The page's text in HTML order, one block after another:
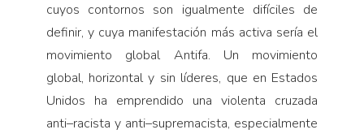
cuyos contornos son igualmente difíciles de
definir, y cuya manifesta­ción más activa sería el
movimiento global Antifa. Un movimiento
global, horizontal y sin líderes, que en Estados
Unidos ha emprendido una violenta cruzada
anti–racista y anti–supremacista, especialmente